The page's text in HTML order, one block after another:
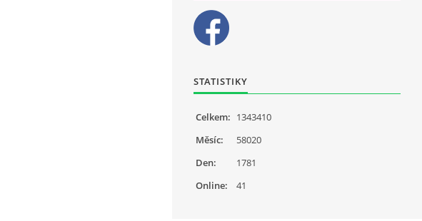
STATISTIKY
Online: 41
Celkem: 1343410
Měsíc:
58020
Den:
1781